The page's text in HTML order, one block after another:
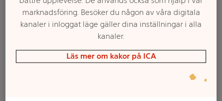
Välj butik och handla
marknadsföring. Besöker du någon av våra digitala
kanaler i inloggat läge gäller dina inställningar i alla
kanaler.
Läs mer om kakor på ICA